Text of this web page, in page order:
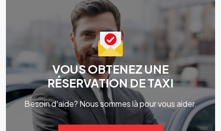
VOUS OBTENEZ UNE
RÉSERVATION DE TAXI
Besoin d'aide? Nous sommes là pour vous aider.